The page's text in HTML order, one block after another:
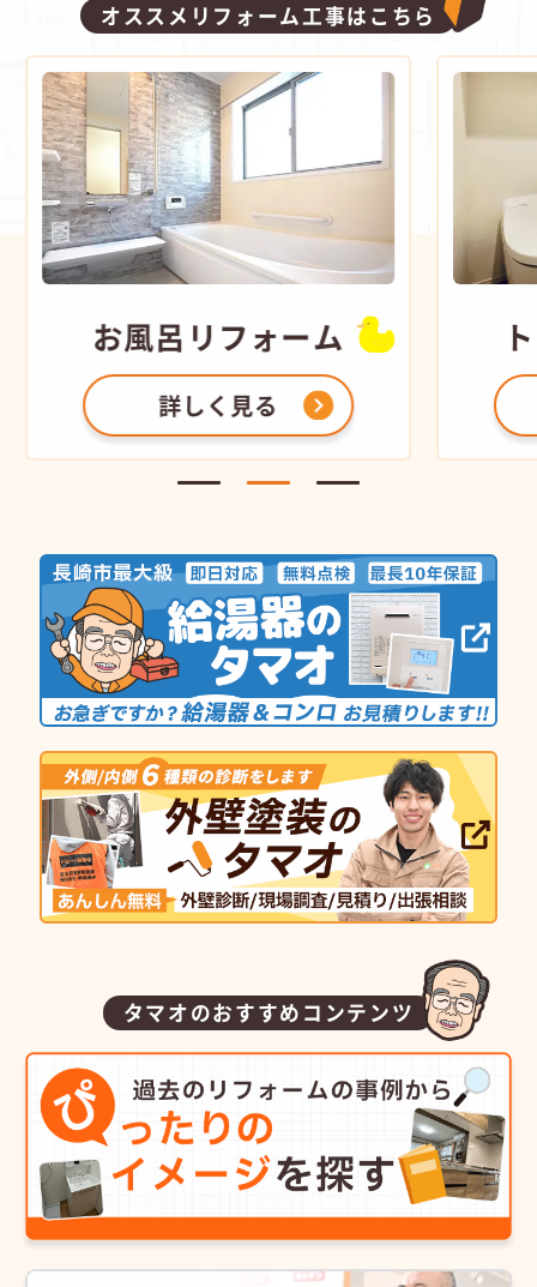
オススメリフォーム工事はこちら
お風呂 リフォーム
詳しく見る
タマオのおすすめコンテンツ